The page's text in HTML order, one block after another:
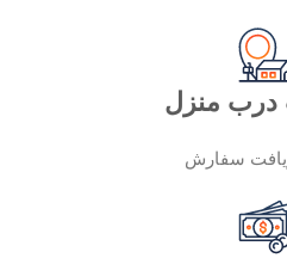
درب منزل
سفارش